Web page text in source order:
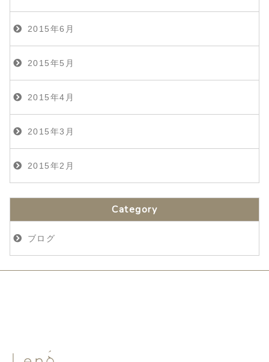
2015年6月
2015年5月
2015年4月
2015年3月
2015年2月
Category
ブログ